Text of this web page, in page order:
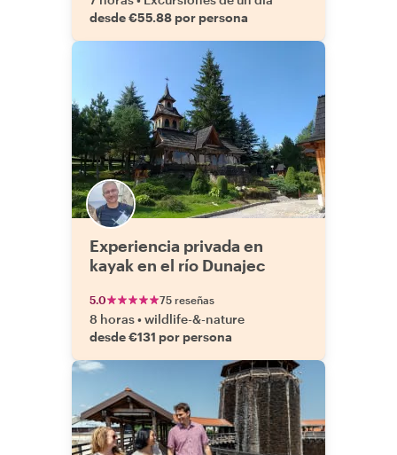
desde €55.88 por persona
Experiencia privada en
kayak en el río Dunajec
5.0 75 reseñas
8 horas•wildlife-&-nature
desde €131 por persona